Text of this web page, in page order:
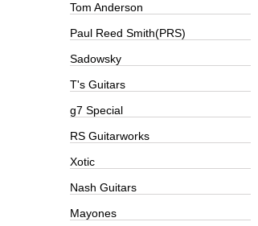
Tom Anderson
Paul Reed Smith(PRS)
Sadowsky
T's Guitars
g7 Special
RS Guitarworks
Xotic
Nash Guitars
Mayones